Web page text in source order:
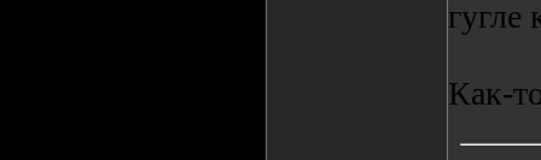
гугле
Как-